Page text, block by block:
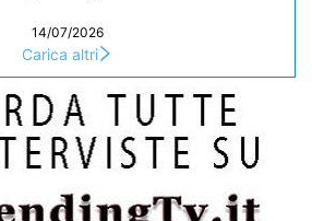
14/07/2026
Carica altri